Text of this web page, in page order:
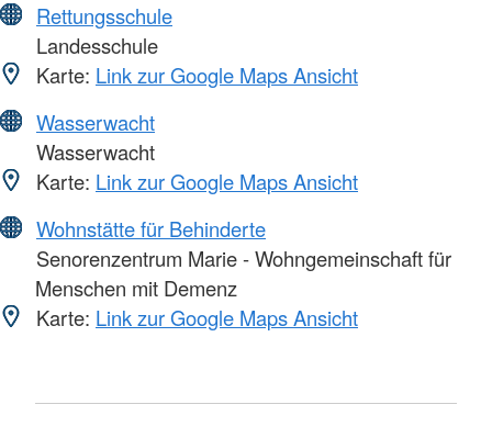
Rettungsschule
Landesschule
Karte: Link zur Google Maps Ansicht
Wasserwacht
Wasserwacht
Karte: Link zur Google Maps Ansicht
Wohnstätte für Behinderte
Senorenzentrum Marie - Wohngemeinschaft für
Menschen mit Demenz
Karte: Link zur Google Maps Ansicht